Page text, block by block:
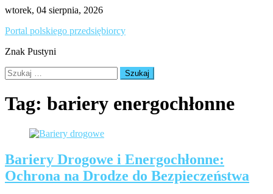
Skip
content
wtorek, 04 sierpnia, 2026
Portal polskiego przedsiębiorcy
Znak Pustyni
Szukaj:
Tag: bariery energochłonne
Bariery Drogowe i Energochłonne:
Ochrona na Drodze do Bezpieczeństwa